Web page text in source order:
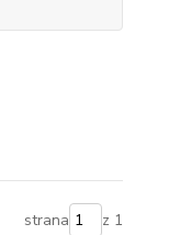
strana z 1